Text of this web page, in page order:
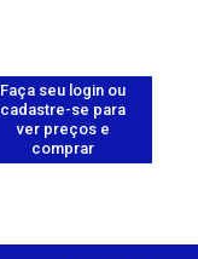
Faça seu login ou
cadastre-se para
ver preços e
comprar